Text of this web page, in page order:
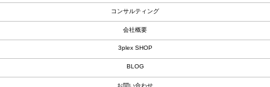
コンサルティング
会社概要
3plex SHOP
BLOG
お問い合わせ